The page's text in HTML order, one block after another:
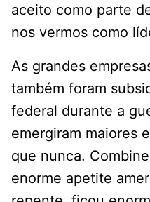
aceito como parte
nos vermos como
As grandes
também foram
federal durante a
emergiram maiores
que nunca.
enorme apetite